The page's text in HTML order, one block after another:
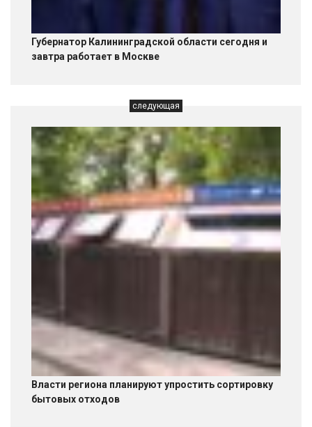
Губернатор Калининградской области сегодня и
завтра работает в Москве
следующая
Власти региона планируют упростить сортировку
бытовых отходов